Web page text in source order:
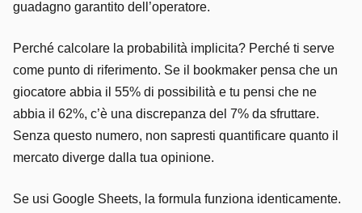
guadagno garantito dell’operatore.
Perché calcolare la probabilità implicita? Perché ti serve
come punto di riferimento. Se il bookmaker pensa che un
giocatore abbia il 55% di possibilità e tu pensi che ne
abbia il 62%, c’è una discrepanza del 7% da sfruttare.
Senza questo numero, non sapresti quantificare quanto il
mercato diverge dalla tua opinione.
Se usi Google Sheets, la formula funziona identicamente.